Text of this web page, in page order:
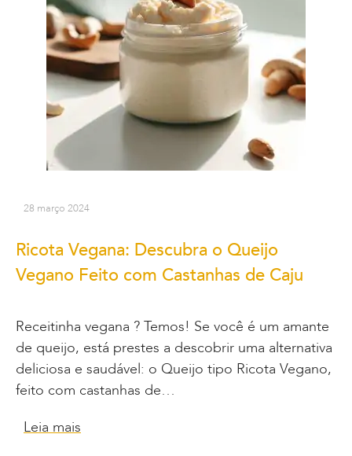
28 março 2024
Ricota Vegana: Descubra o Queijo
Vegano Feito com Castanhas de Caju
Receitinha vegana ? Temos! Se você é um amante
de queijo, está prestes a descobrir uma alternativa
deliciosa e saudável: o Queijo tipo Ricota Vegano,
feito com castanhas de…
Leia mais